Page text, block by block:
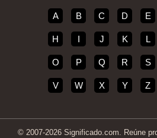
A B C D E
H I J K L
O P Q R S
V W X Y Z
© 2007-2026 Significado.com. Reúne